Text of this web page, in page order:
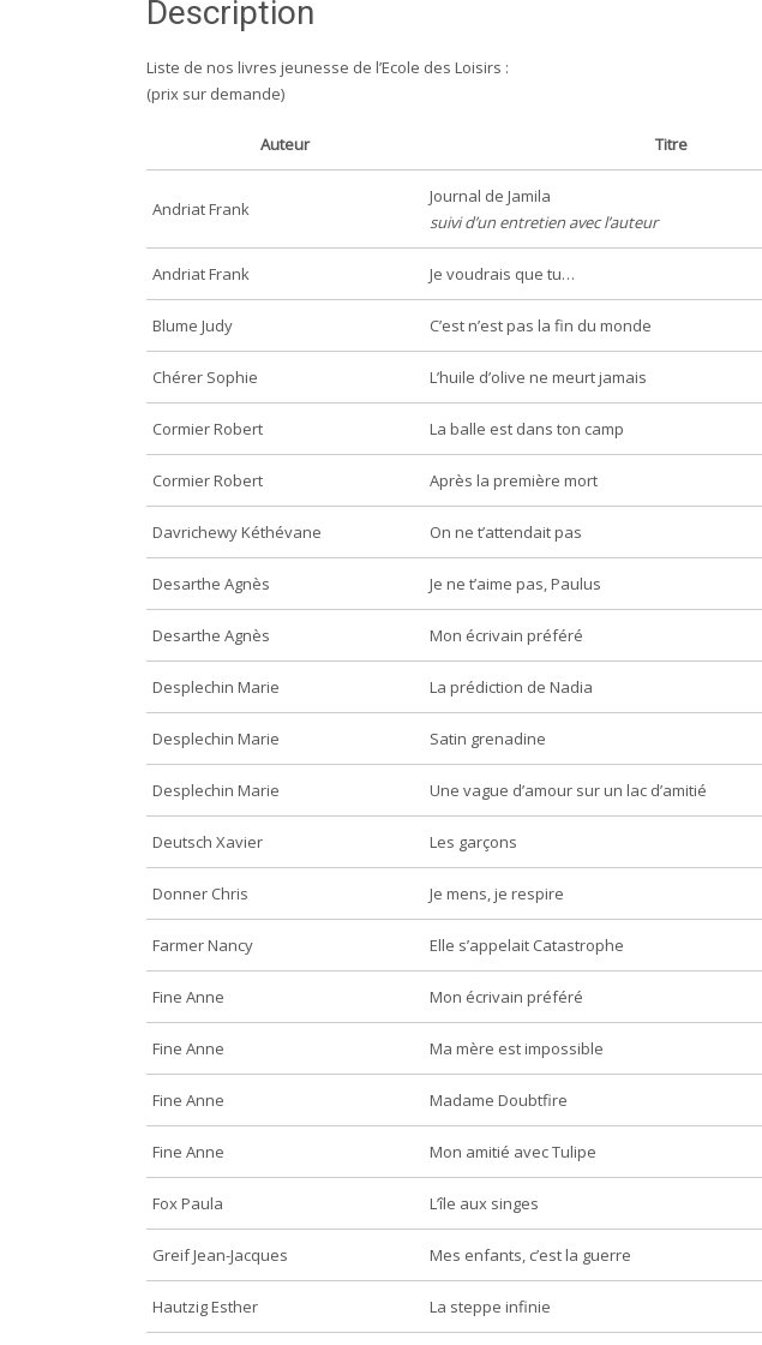
Description
Liste de nos livres jeunesse de l’Ecole des Loisirs :
(prix sur demande)
Auteur Titre
Andriat Frank
Journal de Jamila
suivi d’un entretien avec l’auteur
Andriat Frank Je voudrais que tu…
Blume Judy C’est n’est pas la fin du monde
Chérer Sophie L’huile d’olive ne meurt jamais
Cormier Robert La balle est dans ton camp
Cormier Robert Après la première mort
Davrichewy Kéthévane On ne t’attendait pas
Desarthe Agnès Je ne t’aime pas, Paulus
Desarthe Agnès Mon écrivain préféré
Desplechin Marie La prédiction de Nadia
Desplechin Marie Satin grenadine
Desplechin Marie Une vague d’amour sur un lac d’amitié
Deutsch Xavier Les garçons
Donner Chris Je mens, je respire
Farmer Nancy Elle s’appelait Catastrophe
Fine Anne Mon écrivain préféré
Fine Anne Ma mère est impossible
Fine Anne Madame Doubtfire
Fine Anne Mon amitié avec Tulipe
Fox Paula L’île aux singes
Greif Jean-Jacques Mes enfants, c’est la guerre
Hautzig Esther La steppe infinie